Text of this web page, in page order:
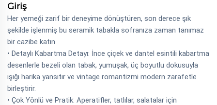
Giriş
Her yemeği zarif bir deneyime dönüştüren, son derece şık
şekilde işlenmiş bu seramik tabakla sofranıza zaman tanımaz
bir cazibe katın.
• Detaylı Kabartma Detayı: İnce çiçek ve dantel esintili kabartma
desenlerle bezeli olan tabak, yumuşak, üç boyutlu dokusuyla
ışığı harika yansıtır ve vintage romantizmi modern zarafetle
birleştirir.
• Çok Yönlü ve Pratik: Aperatifler, tatlılar, salatalar için